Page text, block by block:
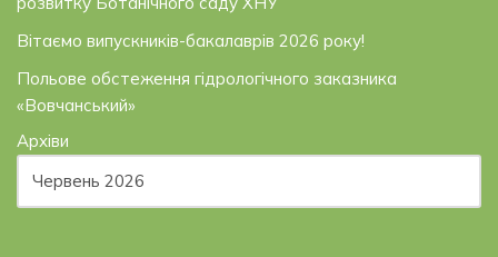
Вітаємо випускників-бакалаврів 2026 року!
Польове обстеження гідрологічного заказника
«Вовчанський»
Архіви